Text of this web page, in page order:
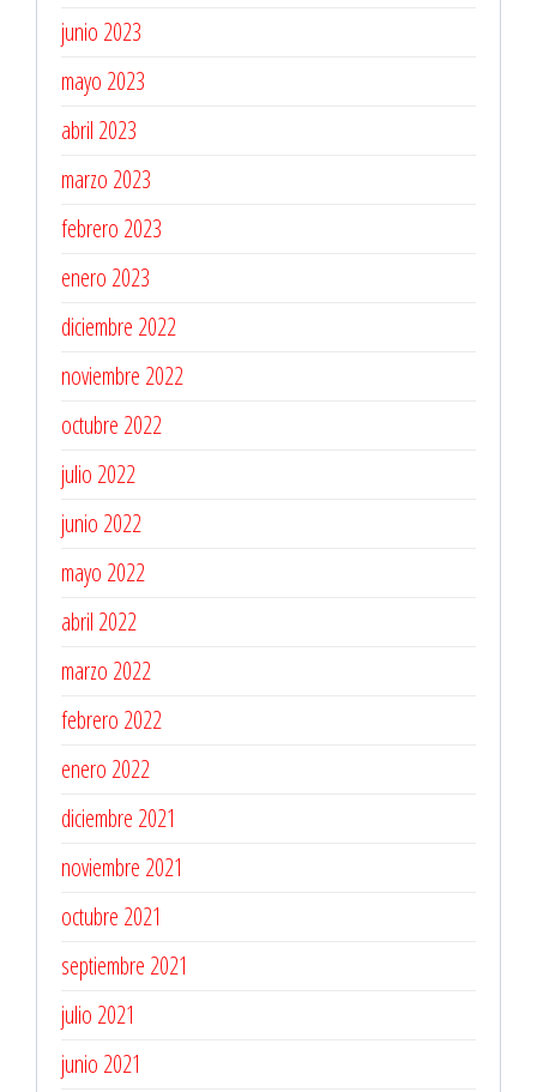
junio 2023
mayo 2023
abril 2023
marzo 2023
febrero 2023
enero 2023
diciembre 2022
noviembre 2022
octubre 2022
julio 2022
junio 2022
mayo 2022
abril 2022
marzo 2022
febrero 2022
enero 2022
diciembre 2021
noviembre 2021
octubre 2021
septiembre 2021
julio 2021
junio 2021